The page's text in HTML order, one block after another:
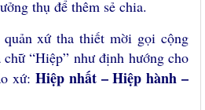
thụ để thêm sẻ chia.
xứ tha thiết mời gọi cộng
“Hiệp” như định hướng cho
xứ: Hiệp nhất – Hiệp hành –